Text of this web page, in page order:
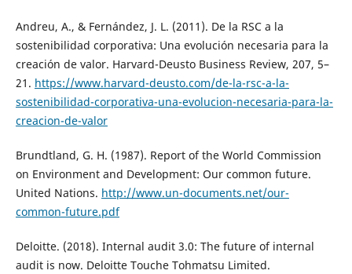
Andreu, A., & Fernández, J. L. (2011). De la RSC a la
sostenibilidad corporativa: Una evolución necesaria para la
creación de valor. Harvard-Deusto Business Review, 207, 5–
21. https://www.harvard-deusto.com/de-la-rsc-a-la-
sostenibilidad-corporativa-una-evolucion-necesaria-para-la-
creacion-de-valor
Brundtland, G. H. (1987). Report of the World Commission
on Environment and Development: Our common future.
United Nations. http://www.un-documents.net/our-
common-future.pdf
Deloitte. (2018). Internal audit 3.0: The future of internal
audit is now. Deloitte Touche Tohmatsu Limited.